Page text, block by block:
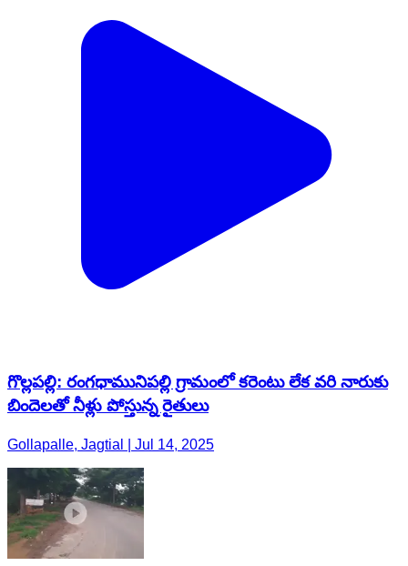
గొల్లపల్లి: రంగధామునిపల్లి గ్రామంలో కరెంటు లేక వరి నారుకు
బిందెలతో నీళ్లు పోస్తున్న రైతులు
Gollapalle, Jagtial | Jul 14, 2025